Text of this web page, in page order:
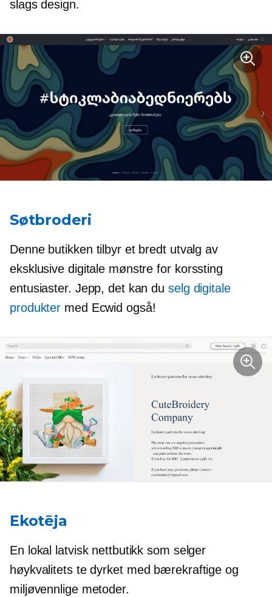
slags design.
Søtbroderi
Denne butikken tilbyr et bredt utvalg av
eksklusive digitale mønstre for korssting
entusiaster. Jepp, det kan du selg digitale
produkter med Ecwid også!
Ekotēja
En lokal latvisk nettbutikk som selger
høykvalitetste dyrket med bærekraftige og
miljøvennlige metoder.